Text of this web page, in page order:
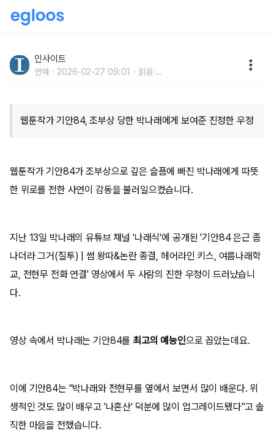
KTX 타고 달려갔던 기안84
인사이트
연예 2026-02-27 09:01 읽음 ...
웹툰작가 기안84, 조부상 당한 박나래에게 보여준 진정한 우정
웹툰작가 기안84가 조부상으로 깊은 슬픔에 빠진 박나래에게 따뜻
한 위로를 전한 사연이 감동을 불러일으켰습니다.
지난 13일 박나래의 유튜브 채널 '나래식'에 공개된 '기안84 은근 좀
나더라 그거(질투) | 썸 왕따&논란 종결, 헤어라인 키스, 여름나래학
교, 전현무 전화 연결' 영상에서 두 사람의 진한 우정이 드러났습니
다.
영상 속에서 박나래는 기안84를 최고의 예능인으로 꼽았는데요.
이에 기안84는 "박나래와 전현무를 옆에서 보면서 많이 배운다. 위
생적인 것도 많이 배우고 '나혼산' 덕분에 많이 업그레이드됐다"고 솔
직한 마음을 전했습니다.